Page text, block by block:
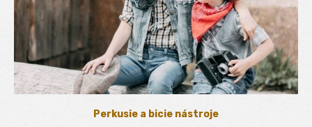
Perkusie a bicie nástroje